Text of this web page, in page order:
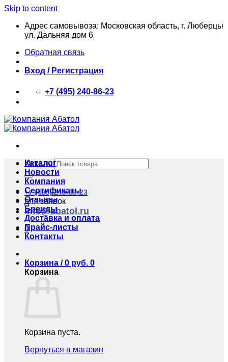
Skip to content
Адрес самовывоза: Московская область, г. Люберцы
ул. Дальняя дом 6
Обратная связь
Вход / Регистрация
+7 (495) 240-86-23
Искать:
+7 (495) 240-86-23
для заявок
info@abatol.ru
0
Каталог
Новости
Компания
Сертификаты
Отзывы
Бренды
Доставка и оплата
Прайс-листы
Контакты
Корзина /0 руб. 0
Корзина
Корзина пуста.
Вернуться в магазин